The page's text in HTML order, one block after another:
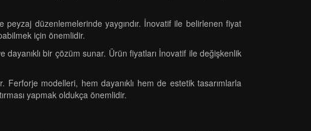
düzenlemelerinde yaygındır. İnovatif ile belirlenen fiyat
için önemlidir.
bir çözüm sunar. Ürün fiyatları İnovatif ile değişkenlik
Ferforje modelleri, hem dayanıklı hem de estetik tasarımlarla
yapmak oldukça önemlidir.